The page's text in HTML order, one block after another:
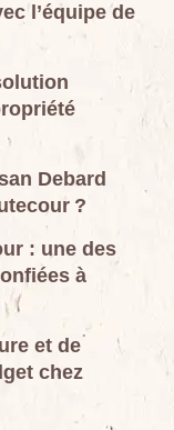
l’équipe de
Debard
?
: une des
à
et de
chez